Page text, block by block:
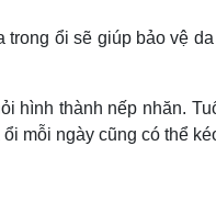
trong ổi sẽ giúp bảo vệ
hình thành nếp nhăn.
mỗi ngày cũng có thể